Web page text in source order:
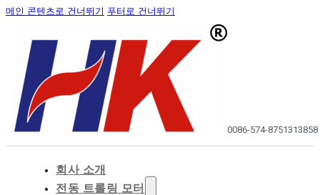
메인 콘텐츠로 건너뛰기 푸터로 건너뛰기
0086-574-87513138
회사 소개
전동 트롤링 모터